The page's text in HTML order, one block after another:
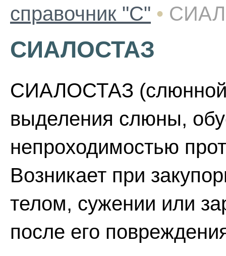
справочник "С" •
СИАЛОСТАЗ
СИАЛОСТАЗ (слюнной
выделения слюны,
непроходимостью
Возникает при
телом, сужении или
после его